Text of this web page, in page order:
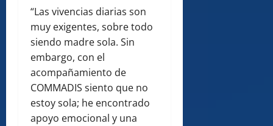
“Las vivencias diarias son
muy exigentes, sobre todo
siendo madre sola. Sin
embargo, con el
acompañamiento de
COMMADIS siento que no
estoy sola; he encontrado
apoyo emocional y una